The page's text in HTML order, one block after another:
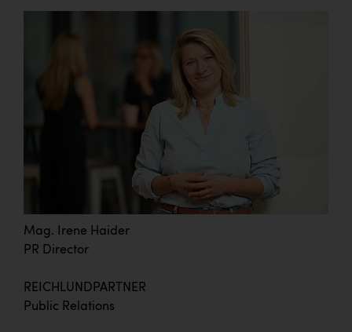
Mag. Irene Haider
PR Director
REICHLUNDPARTNER
Public Relations